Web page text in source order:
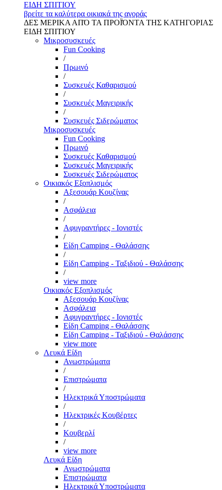
ΕΙΔΗ ΣΠΙΤΙΟΥ
βρείτε τα καλύτερα οικιακά της αγοράς
ΔΕΣ ΜΕΡΙΚΑ ΑΠΌ ΤΑ ΠΡΟΪΌΝΤΑ ΤΗΣ ΚΑΤΗΓΟΡΙΑΣ
ΕΙΔΗ ΣΠΙΤΙΟΥ
Μικροσυσκευές
Fun Cooking
/
Πρωινό
/
Συσκευές Καθαρισμού
/
Συσκευές Μαγειρικής
/
Συσκευές Σιδερώματος
Μικροσυσκευές
Fun Cooking
Πρωινό
Συσκευές Καθαρισμού
Συσκευές Μαγειρικής
Συσκευές Σιδερώματος
Οικιακός Εξοπλισμός
Αξεσουάρ Κουζίνας
/
Ασφάλεια
/
Αφυγραντήρες - Ιονιστές
/
Είδη Camping - Θαλάσσης
/
Είδη Camping - Ταξιδιού - Θαλάσσης
/
view more
Οικιακός Εξοπλισμός
Αξεσουάρ Κουζίνας
Ασφάλεια
Αφυγραντήρες - Ιονιστές
Είδη Camping - Θαλάσσης
Είδη Camping - Ταξιδιού - Θαλάσσης
view more
Λευκά Είδη
Ανωστρώματα
/
Επιστρώματα
/
Ηλεκτρικά Υποστρώματα
/
Ηλεκτρικές Κουβέρτες
/
Κουβερλί
/
view more
Λευκά Είδη
Ανωστρώματα
Επιστρώματα
Ηλεκτρικά Υποστρώματα